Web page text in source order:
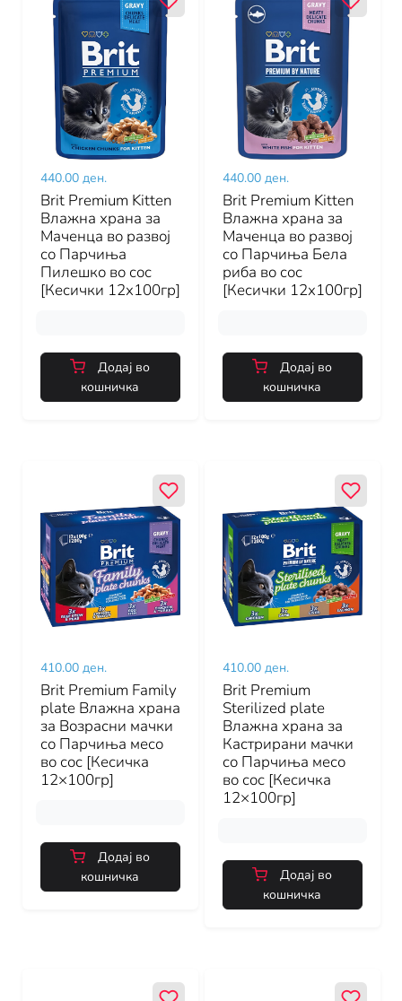
440.00 ден.
Brit Premium Kitten
Влажна храна за
Маченца во развој
со Парчиња
Пилешко во сос
[Кесички 12x100гр]
Додај во
кошничка
440.00 ден.
Brit Premium Kitten
Влажна храна за
Маченца во развој
со Парчиња Бела
риба во сос
[Кесички 12x100гр]
Додај во
кошничка
410.00 ден.
Brit Premium Family
plate Влажна храна
за Возрасни мачки
со Парчиња месо
во сос [Кесичка
12×100гр]
Додај во
кошничка
410.00 ден.
Brit Premium
Sterilized plate
Влажна храна за
Кастрирани мачки
со Парчиња месо
во сос [Кесичка
12×100гр]
Додај во
кошничка